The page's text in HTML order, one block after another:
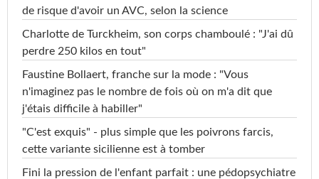
de risque d'avoir un AVC, selon la science
Charlotte de Turckheim, son corps chamboulé : "J'ai dû
perdre 250 kilos en tout"
Faustine Bollaert, franche sur la mode : "Vous
n'imaginez pas le nombre de fois où on m'a dit que
j'étais difficile à habiller"
"C'est exquis" - plus simple que les poivrons farcis,
cette variante sicilienne est à tomber
Fini la pression de l'enfant parfait : une pédopsychiatre